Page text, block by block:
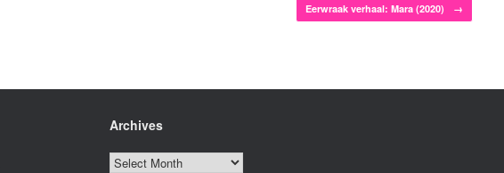
Eerwraak verhaal: Mara (2020) →
Archives
Archives